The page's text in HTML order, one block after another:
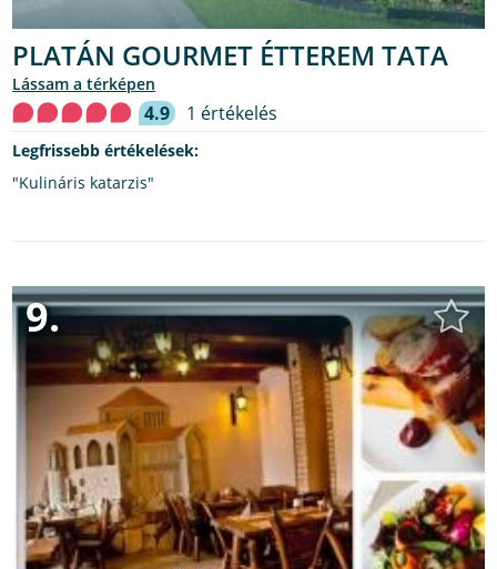
PLATÁN GOURMET ÉTTEREM TATA
lássam a térképen
4.9 1 értékelés
Legfrissebb értékelések:
"Kulináris katarzis"
9.